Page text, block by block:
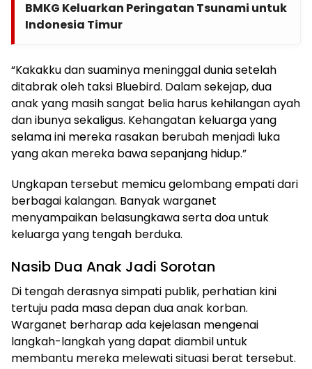
BMKG Keluarkan Peringatan Tsunami untuk
Indonesia Timur
“Kakakku dan suaminya meninggal dunia setelah
ditabrak oleh taksi Bluebird. Dalam sekejap, dua
anak yang masih sangat belia harus kehilangan ayah
dan ibunya sekaligus. Kehangatan keluarga yang
selama ini mereka rasakan berubah menjadi luka
yang akan mereka bawa sepanjang hidup.”
Ungkapan tersebut memicu gelombang empati dari
berbagai kalangan. Banyak warganet
menyampaikan belasungkawa serta doa untuk
keluarga yang tengah berduka.
Nasib Dua Anak Jadi Sorotan
Di tengah derasnya simpati publik, perhatian kini
tertuju pada masa depan dua anak korban.
Warganet berharap ada kejelasan mengenai
langkah-langkah yang dapat diambil untuk
membantu mereka melewati situasi berat tersebut.